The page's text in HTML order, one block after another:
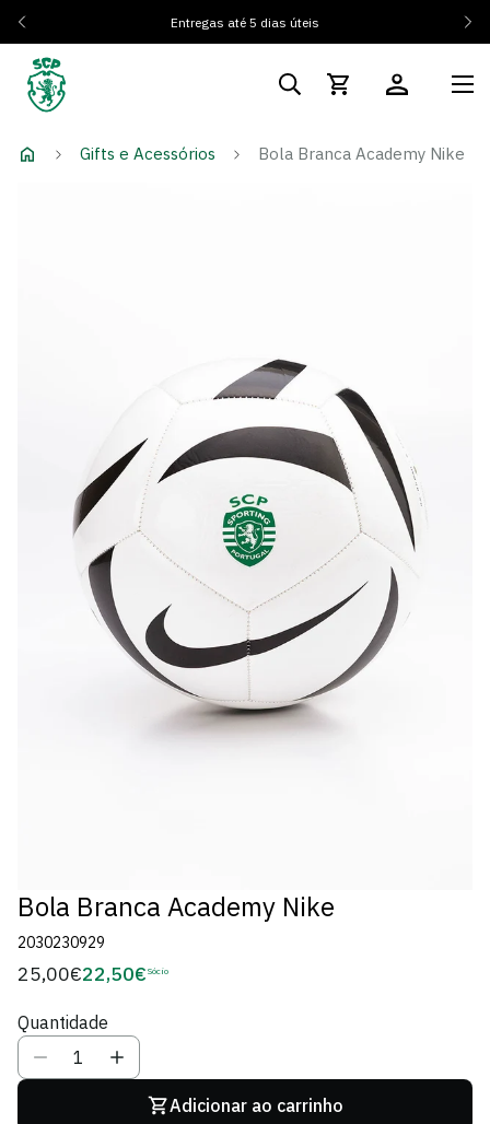
Entregas até 5 dias úteis
Gifts e Acessórios Bola Branca Academy Nike
Bola Branca Academy Nike
2030230929
Preço
25,00€Preço
Sócio
22,50€ Sócio
Quantidade
Adicionar ao carrinho